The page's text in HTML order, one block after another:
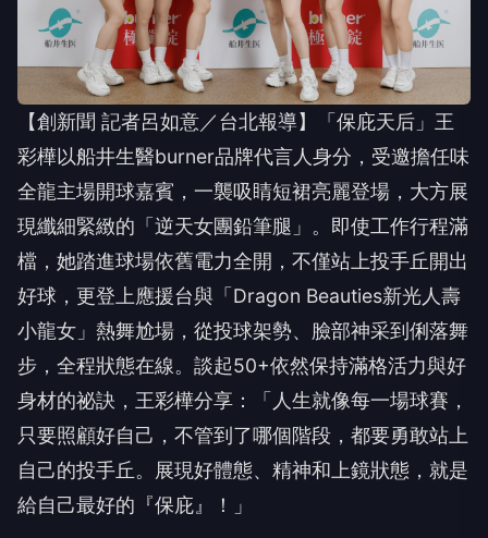
【創新聞 記者呂如意／台北報導】「保庇天后」王
彩樺以船井生醫burner品牌代言人身分，受邀擔任味
全龍主場開球嘉賓，一襲吸睛短裙亮麗登場，大方展
現纖細緊緻的「逆天女團鉛筆腿」。即使工作行程滿
檔，她踏進球場依舊電力全開，不僅站上投手丘開出
好球，更登上應援台與「Dragon Beauties新光人壽
小龍女」熱舞尬場，從投球架勢、臉部神采到俐落舞
步，全程狀態在線。談起50+依然保持滿格活力與好
身材的祕訣，王彩樺分享：「人生就像每一場球賽，
只要照顧好自己，不管到了哪個階段，都要勇敢站上
自己的投手丘。展現好體態、精神和上鏡狀態，就是
給自己最好的『保庇』！」